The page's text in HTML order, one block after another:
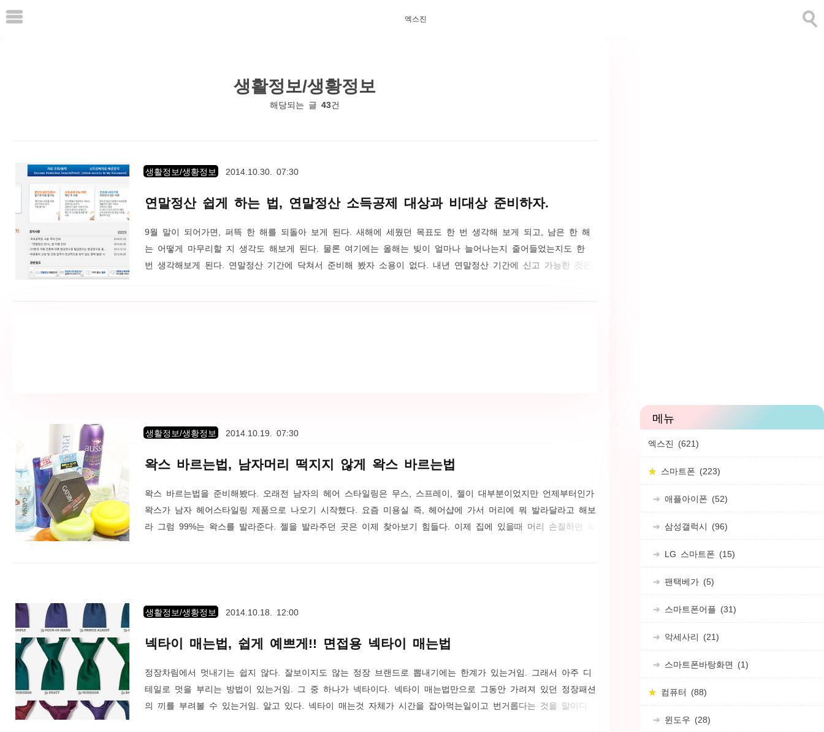
본
문
엑스진
생활정보/생황정보
해당되는 글 43건
생활정보/생황정보 2014.10.30. 07:30
연말정산 쉽게 하는 법, 연말정산 소득공제 대상과 비대상 준비하자.
9월 말이 되어가면, 퍼뜩 한 해를 되돌아 보게 된다. 새해에 세웠던 목표도 한 번 생각해 보게 되고, 남은 한 해
는 어떻게 마무리할 지 생각도 해보게 된다. 물론 여기에는 올해는 빚이 얼마나 늘어나는지 줄어들었는지도 한
번 생각해보게 된다. 연말정산 기간에 닥쳐서 준비해 봤자 소용이 없다. 내년 연말정산 기간에 신고 가능한 것은
생활정보/생황정보 2014.10.19. 07:30
왁스 바르는법, 남자머리 떡지지 않게 왁스 바르는법
왁스 바르는법을 준비해봤다. 오래전 남자의 헤어 스타일링은 무스, 스프레이, 젤이 대부분이었지만 언제부터인가
왁스가 남자 헤어스타일링 제품으로 나오기 시작했다. 요즘 미용실 즉, 헤어샵에 가서 머리에 뭐 발라달라고 해보
라 그럼 99%는 왁스를 발라준다. 젤을 발라주던 곳은 이제 찾아보기 힘들다. 이제 집에 있을때 머리 손질하면 왁
생활정보/생황정보 2014.10.18. 12:00
넥타이 매는법, 쉽게 예쁘게!! 면접용 넥타이 매는법
정장차림에서 멋내기는 쉽지 않다. 잘보이지도 않는 정장 브랜드로 뽑내기에는 한계가 있는거임. 그래서 아주 디
테일로 멋을 부리는 방법이 있는거임. 그 중 하나가 넥타이다. 넥타이 매는법만으로 그동안 가려져 있던 정장패션
의 끼를 부려볼 수 있는거임. 알고 있다. 넥타이 매는것 자체가 시간을 잡아먹는일이고 번거롭다는 것을 말이다.
엑스진 (621)
스마트폰 (223)
애플아이폰 (52)
삼성갤럭시 (96)
LG 스마트폰 (15)
팬택베가 (5)
스마트폰어플 (31)
악세사리 (21)
스마트폰바탕화면 (1)
컴퓨터 (88)
윈도우 (28)